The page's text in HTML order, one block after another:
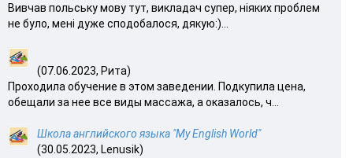
Вивчав польську мову тут, викладач супер, ніяких проблем
не було, мені дуже сподобалося, дякую:)...
(07.06.2023, Рита)
Проходила обучение в этом заведении. Подкупила цена,
обещали за нее все виды массажа, а оказалось, ч...
Школа английского языка "My English World"
(30.05.2023, Lenusik)